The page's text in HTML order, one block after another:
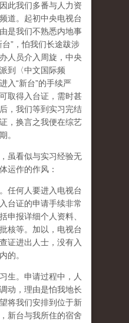
此我们多番与人力资
道。起初中央电视台
是我们不熟悉内地事
”，怕我们长途跋涉
人员介入周旋，中央
到〈中文国际频
入“新台”的手续严
取得入台证，需时甚
，我们等到实习完结
，换言之我便在综艺
。
虽看似与实习经验无
运作的作风：
任何人要进入电视台
台证的申请手续非常
申报详细个人资料、
核等。加以，电视台
证进出人士，没有入
的。
生。申请过程中，人
动，理由是怕我地长
将我们安排到位于新
新台与我所住的宿舍